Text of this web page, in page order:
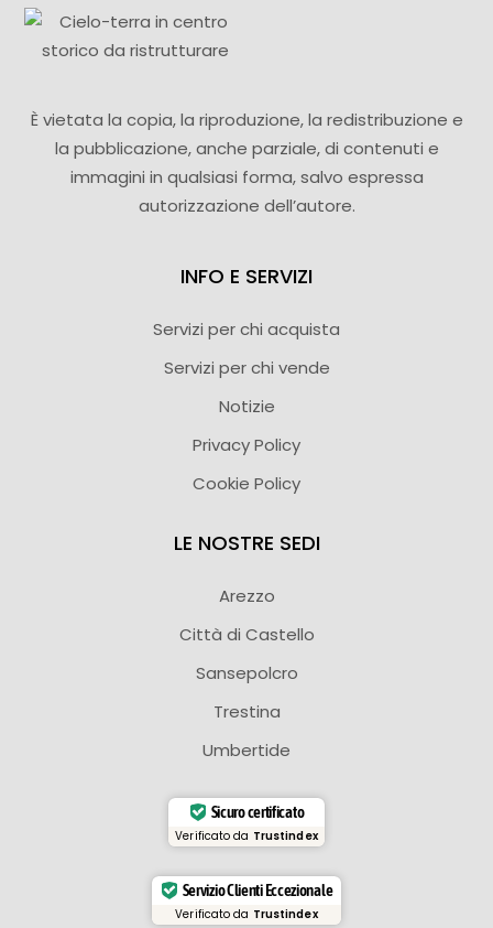
È vietata la copia, la riproduzione, la redistribuzione e
la pubblicazione, anche parziale, di contenuti e
immagini in qualsiasi forma, salvo espressa
autorizzazione dell’autore.
INFO E SERVIZI
Servizi per chi acquista
Servizi per chi vende
Notizie
Privacy Policy
Cookie Policy
LE NOSTRE SEDI
Arezzo
Città di Castello
Sansepolcro
Trestina
Umbertide
Sicuro certificato
Verificato da Trustindex
Servizio Clienti Eccezionale
Verificato da Trustindex